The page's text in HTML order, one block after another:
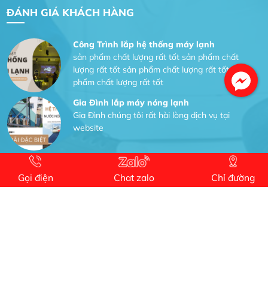
ĐÁNH GIÁ KHÁCH HÀNG
Công Trình lắp hệ thống máy lạnh
sản phẩm chất lượng rất tốt sản phẩm chất
lượng rất tốt sản phẩm chất lượng rất tốt sản
phẩm chất lượng rất tốt
Gia Đình lắp máy nóng lạnh
Gia Đình chúng tôi rất hài lòng dịch vụ tại
website
Dự án nhà phố đẹp lên nhờ đội thợ điện từ dịch
vụ
Gọi điện Chat zalo Chỉ đường